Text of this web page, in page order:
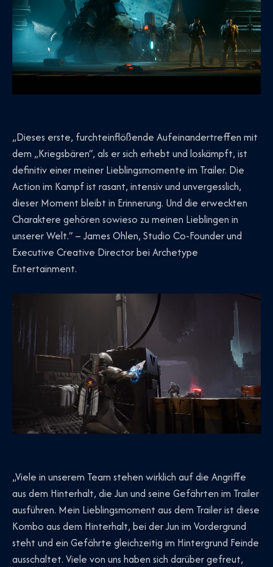
„Dieses erste, furchteinflößende Aufeinandertreffen mit
dem „Kriegsbären“, als er sich erhebt und loskämpft, ist
definitiv einer meiner Lieblingsmomente im Trailer. Die
Action im Kampf ist rasant, intensiv und unvergesslich,
dieser Moment bleibt in Erinnerung. Und die erweckten
Charaktere gehören sowieso zu meinen Lieblingen in
unserer Welt.“ – James Ohlen, Studio Co-Founder und
Executive Creative Director bei Archetype
Entertainment.
„Viele in unserem Team stehen wirklich auf die Angriffe
aus dem Hinterhalt, die Jun und seine Gefährten im Trailer
ausführen. Mein Lieblingsmoment aus dem Trailer ist diese
Kombo aus dem Hinterhalt, bei der Jun im Vordergrund
steht und ein Gefährte gleichzeitig im Hintergrund Feinde
ausschaltet. Viele von uns haben sich darüber gefreut,